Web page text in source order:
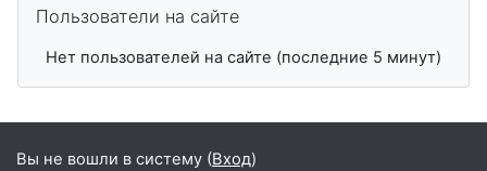
Пользователи на сайте
Нет пользователей на сайте (последние 5 минут)
Вы не вошли в систему (Вход)